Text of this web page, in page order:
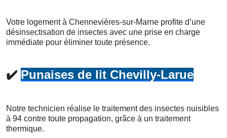
Votre logement à Chennevières-sur-Marne profite d’une
désinsectisation de insectes avec une prise en charge
immédiate pour éliminer toute présence.
✔️ Punaises de lit Chevilly-Larue
Notre technicien réalise le traitement des insectes nuisibles
à 94 contre toute propagation, grâce à un traitement
thermique.